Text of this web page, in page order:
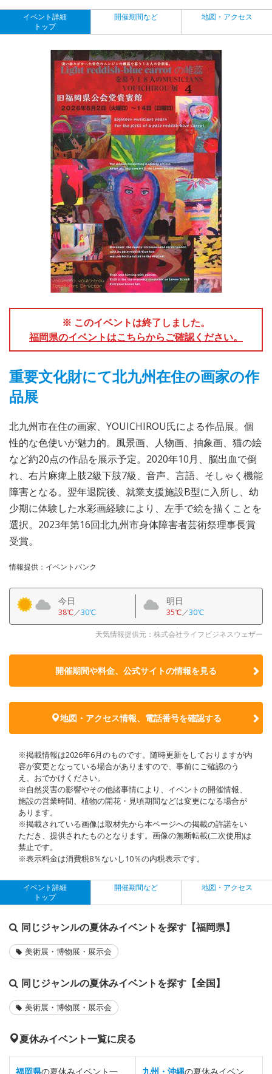
イベント詳細
トップ
開催期間など 地図・アクセス
※ このイベントは終了しました。
福岡県のイベントはこちらからご確認ください。
重要文化財にて北九州在住の画家の作
品展
北九州市在住の画家、YOUICHIROU氏による作品展。個
性的な色使いが魅力的。風景画、人物画、抽象画、猫の絵
など約20点の作品を展示予定。2020年10月、脳出血で倒
れ、右片麻痺上肢2級下肢7級、音声、言語、そしゃく機能
障害となる。翌年退院後、就業支援施設B型に入所し、幼
少期に体験した水彩画経験により、左手で絵を描くことを
選択。2023年第16回北九州市身体障害者芸術祭理事長賞
受賞。
情報提供：イベントバンク
今日
38℃／30℃
明日
35℃／30℃
天気情報提供元：株式会社ライフビジネスウェザー
開催期間や料金、公式サイトの情報を見る
地図・アクセス情報、電話番号を確認する
※掲載情報は2026年6月のものです。随時更新をしておりますが内
容が変更となっている場合がありますので、事前にご確認のう
え、おでかけください。
※自然災害の影響やその他諸事情により、イベントの開催情報、
施設の営業時間、植物の開花・見頃期間などは変更になる場合が
あります。
※掲載されている画像は取材先から本ページへの掲載の許諾をい
ただき、提供されたものとなります。画像の無断転載(二次使用)は
禁止です。
※表示料金は消費税8％ないし10％の内税表示です。
イベント詳細
トップ
開催期間など 地図・アクセス
同じジャンルの夏休みイベントを探す【福岡県】
美術展・博物展・展示会
同じジャンルの夏休みイベントを探す【全国】
美術展・博物展・展示会
夏休みイベント一覧に戻る
福岡県の夏休みイベント一 九州・沖縄の夏休みイベン